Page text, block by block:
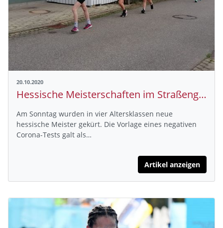
20.10.2020
Hessische Meisterschaften im Straßengehen in Biberach (Baden)
Am Sonntag wurden in vier Altersklassen neue
hessische Meister gekürt. Die Vorlage eines negativen
Corona-Tests galt als…
Artikel anzeigen